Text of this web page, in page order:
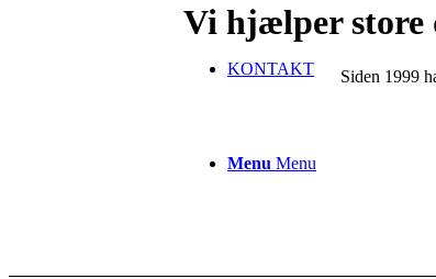
KONTAKT
Menu Menu
Vi hjælper store
Siden 1999